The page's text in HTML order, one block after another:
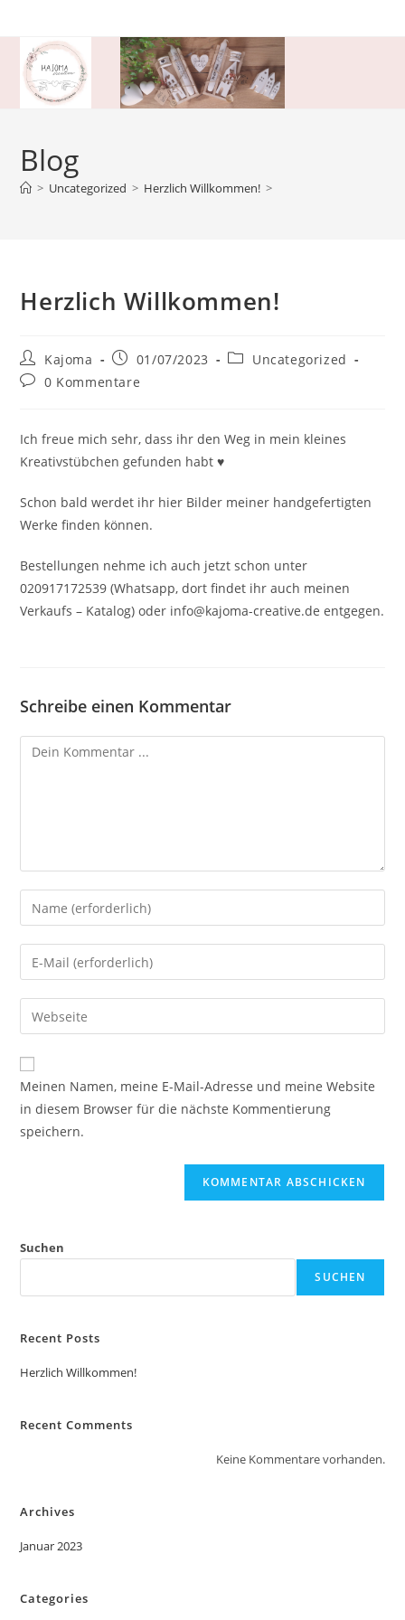
Inhalt
springen
Blog
> Uncategorized > Herzlich Willkommen! >
Herzlich Willkommen!
Beitrags-
Autor:
Kajoma
Beitrag
veröffentlicht:
01/07/2023
Beitrags-
Uncategorized
Beitrags-
0 Kommentare
Ich freue mich sehr, dass ihr den Weg in mein kleines
Kreativstübchen gefunden habt ♥
Schon bald werdet ihr hier Bilder meiner handgefertigten
Werke finden können.
Bestellungen nehme ich auch jetzt schon unter
020917172539 (Whatsapp, dort findet ihr auch meinen
Verkaufs – Katalog) oder info@kajoma-creative.de entgegen.
Schreibe einen Kommentar
Kommentieren
Gib
deinen
Namen
oder
zum
Kommentieren
ein
Gib
deine
E-
Mail-
zum
Kommentieren
ein
Gib
deine
Website-
URL
Meinen Namen, meine E-Mail-Adresse und meine Website
in diesem Browser für die nächste Kommentierung
speichern.
Suchen
SUCHEN
Recent Posts
Herzlich Willkommen!
Recent Comments
Keine Kommentare vorhanden.
Archives
Januar 2023
Categories